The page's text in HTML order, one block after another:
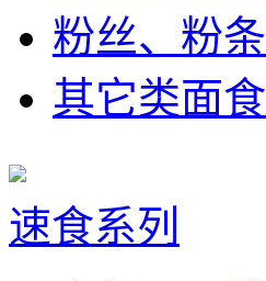
粉丝、粉条
其它类面食
速食系列